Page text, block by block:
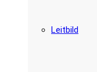
Leitbild